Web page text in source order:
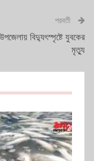
পরবর্তী
বিদ্যুৎস্পৃষ্টে যুবকের
মৃত্যু